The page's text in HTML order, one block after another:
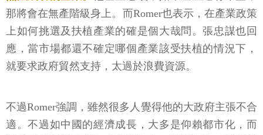
那將會在無產階級身上。而Romer也表示，在產業政策
上如何挑選及扶植產業的確是個大哉問。張忠謀也回
應，當市場都還不確定哪個產業該受扶植的情況下，
就要求政府貿然支持，太過於浪費資源。
不過Romer強調，雖然很多人覺得他的大政府主張不合
適。不過如中國的經濟成長，大多是仰賴都市化，而